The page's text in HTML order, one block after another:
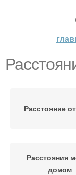
Расстояние
Расстояния
домом